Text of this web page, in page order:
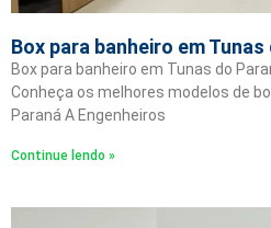
Box para banheiro em Tunas
Box para banheiro em Tunas do
Conheça os melhores modelos de
Paraná A Engenheiros
Continue lendo »